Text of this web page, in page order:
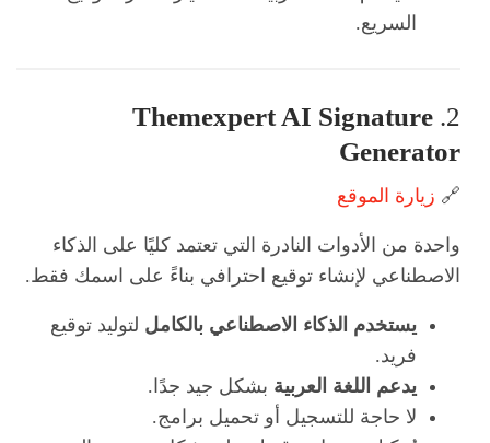
السريع.
2.
Themexpert AI Signature
Generator
🔗 زيارة الموقع
واحدة من الأدوات النادرة التي تعتمد كليًا على الذكاء
الاصطناعي لإنشاء توقيع احترافي بناءً على اسمك فقط.
يستخدم الذكاء الاصطناعي بالكامل لتوليد توقيع
فريد.
يدعم اللغة العربية بشكل جيد جدًا.
لا حاجة للتسجيل أو تحميل برامج.